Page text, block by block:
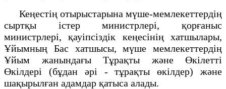
Кеңестің отырыстарына мүше-мемлекеттердің
сыртқы iстер министрлерi, қорғаныс
министрлерi, қауіпсiздік кеңесiнiң хатшылары,
Ұйымның Бас хатшысы, мүше мемлекеттердің
Ұйым жанындағы Тұрақты және Өкілетті
Өкілдері (бұдан әрі - тұрақты өкілдер) және
шақырылған адамдар қатыса алады.